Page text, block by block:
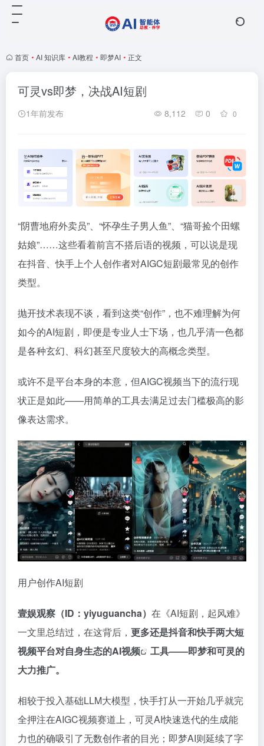
首页 • AI 知识库 • AI教程 • 即梦AI • 正文
可灵vs即梦，决战AI短剧
1年前发布 8,112 0 0
“阴曹地府外卖员”、“怀孕生子男人鱼”、“猫哥捡个田螺
姑娘”……这些看着前言不搭后语的视频，可以说是现
在抖音、快手上个人创作者对AIGC短剧最常见的创作
类型。
抛开技术表现不谈，看到这类“创作”，也不难理解为何
如今的AI短剧，即便是专业人士下场，也几乎清一色都
是各种玄幻、科幻甚至尺度较大的高概念类型。
或许不是平台本身的本意，但AIGC视频当下的流行现
状正是如此——用简单的工具去满足过去门槛极高的影
像表达需求。
用户创作AI短剧
壹娱观察（ID：yiyuguancha） 在《AI短剧，起风难》
一文里总结过，在这背后， 更多还是抖音和快手两大短
视频平台对自身生态的AI视频
工具——即梦和可灵的
大力推广。
相较于投入基础LLM大模型，快手打从一开始几乎就完
全押注在AIGC视频赛道上，可灵AI快速迭代的生成能
力也的确吸引了无数创作者的目光；即梦AI则延续了字